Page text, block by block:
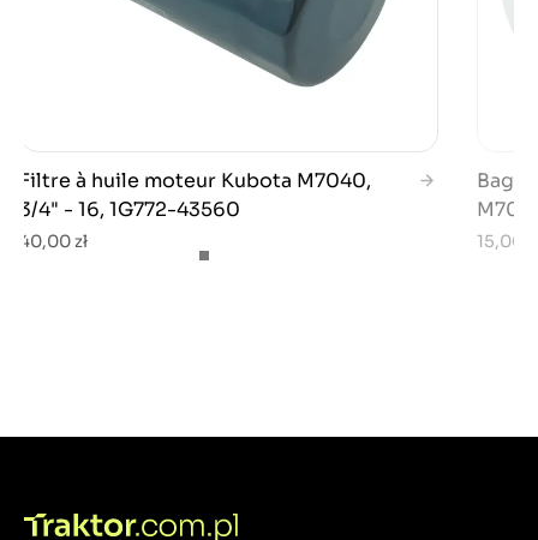
Filtre à huile moteur Kubota M7040,
3/4" - 16, 1G772-43560
40,00 zł 15,00